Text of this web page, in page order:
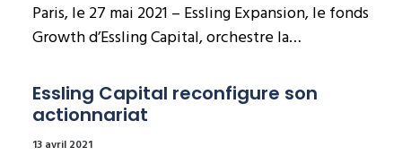
Paris, le 27 mai 2021 – Essling Expansion, le fonds
Growth d’Essling Capital, orchestre la…
Essling Capital reconfigure son
actionnariat
13 avril 2021